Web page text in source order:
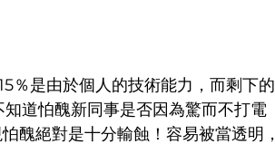
％是由於個人的技術能力，而剩下的
道怕醜新同事是否因為驚而不打電
醜絕對是十分輸蝕！容易被當透明，